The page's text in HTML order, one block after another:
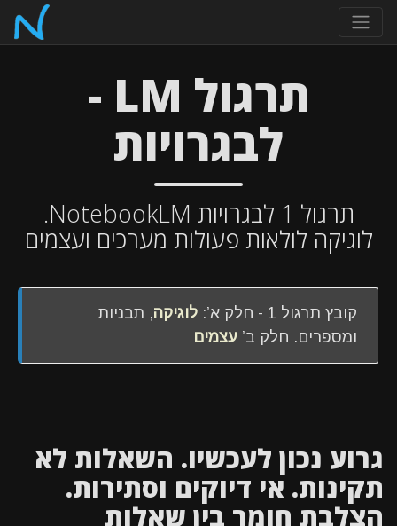
תרגול LM -
לבגרויות
תרגול 1 לבגרויות NotebookLM.
לוגיקה לולאות פעולות מערכים ועצמים
קובץ תרגול 1 - חלק א’: לוגיקה, תבניות
ומספרים. חלק ב’עצמים
גרוע נכון לעכשיו. השאלות לא
תקינות. אי דיוקים וסתירות.
הצלבת חומר בין שאלות